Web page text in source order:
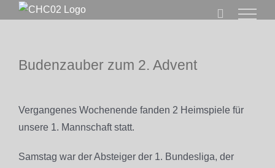
Budenzauber zum 2. Advent
grösseres
Bild
Vergangenes Wochenende fanden 2 Heimspiele für
unsere 1. Mannschaft statt.
Samstag war der Absteiger der 1. Bundesliga, der